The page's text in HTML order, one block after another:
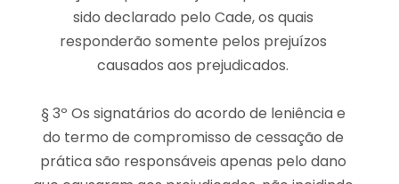
sido declarado pelo Cade, os quais
responderão somente pelos prejuízos
causados aos prejudicados.
§ 3º Os signatários do acordo de leniência e
do termo de compromisso de cessação de
prática são responsáveis apenas pelo dano